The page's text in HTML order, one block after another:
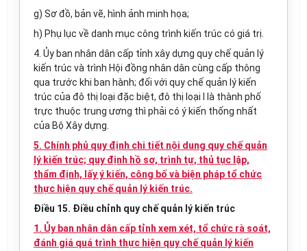
g) Sơ đồ, bản vẽ, hình ảnh minh họa;
h) Phụ lục về danh mục công trình kiến trúc có giá trị.
4. Ủy ban nhân dân cấp tỉnh xây dựng quy chế quản lý
kiến trúc và trình Hội đồng nhân dân cùng cấp thông
qua trước khi ban hành; đối với quy chế quản lý kiến
trúc của đô thị loại đặc biệt, đô thị loại I là thành phố
trực thuộc trung ương thì phải có ý kiến thống nhất
của Bộ Xây dựng.
5. Chính phủ quy định chi tiết nội dung quy chế quản
lý kiến trúc; quy định hồ sơ, trình tự, thủ tục lập,
thẩm định, lấy ý kiến, công bố và biện pháp tổ chức
thực hiện quy chế quản lý kiến trúc.
Điều 15. Điều chỉnh quy chế quản lý kiến trúc
1. Ủy ban nhân dân cấp tỉnh xem xét, tổ chức rà soát,
đánh giá quá trình thực hiện quy chế quản lý kiến